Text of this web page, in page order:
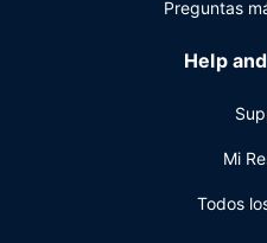
Preguntas
Help
Mi
Todos